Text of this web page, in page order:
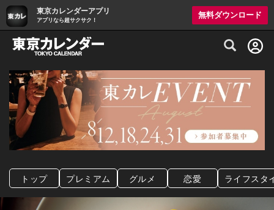
東京カレンダーアプリ
アプリなら超サクサク！
無料ダウンロード
グルメ情報・プレミアムレストラン予約
トップ プレミアム グルメ 恋愛 ライフスタ